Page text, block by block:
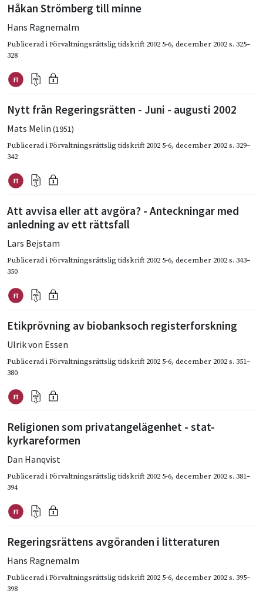
Håkan Strömberg till minne
Hans Ragnemalm
Publicerad iFörvaltningsrättslig tidskrift 2002 5-6, december 2002s. 325–
328
Nytt från Regeringsrätten - Juni - augusti 2002
Mats Melin (1951)
Publicerad iFörvaltningsrättslig tidskrift 2002 5-6, december 2002s. 329–
342
Att avvisa eller att avgöra? - Anteckningar med
anledning av ett rättsfall
Lars Bejstam
Publicerad iFörvaltningsrättslig tidskrift 2002 5-6, december 2002s. 343–
350
Etikprövning av biobanksoch registerforskning
Ulrik von Essen
Publicerad iFörvaltningsrättslig tidskrift 2002 5-6, december 2002s. 351–
380
Religionen som privatangelägenhet - stat-
kyrkareformen
Dan Hanqvist
Publicerad iFörvaltningsrättslig tidskrift 2002 5-6, december 2002s. 381–
394
Regeringsrättens avgöranden i litteraturen
Hans Ragnemalm
Publicerad iFörvaltningsrättslig tidskrift 2002 5-6, december 2002s. 395–
398